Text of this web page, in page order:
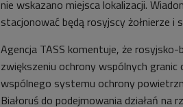
nie wskazano miejsca lokalizacji.
stacjonować będą rosyjscy żołnierze i
Agencja TASS komentuje, że rosyjsko-
zwiększeniu ochrony wspólnych
wspólnego systemu ochrony
Białoruś do podejmowania działań na